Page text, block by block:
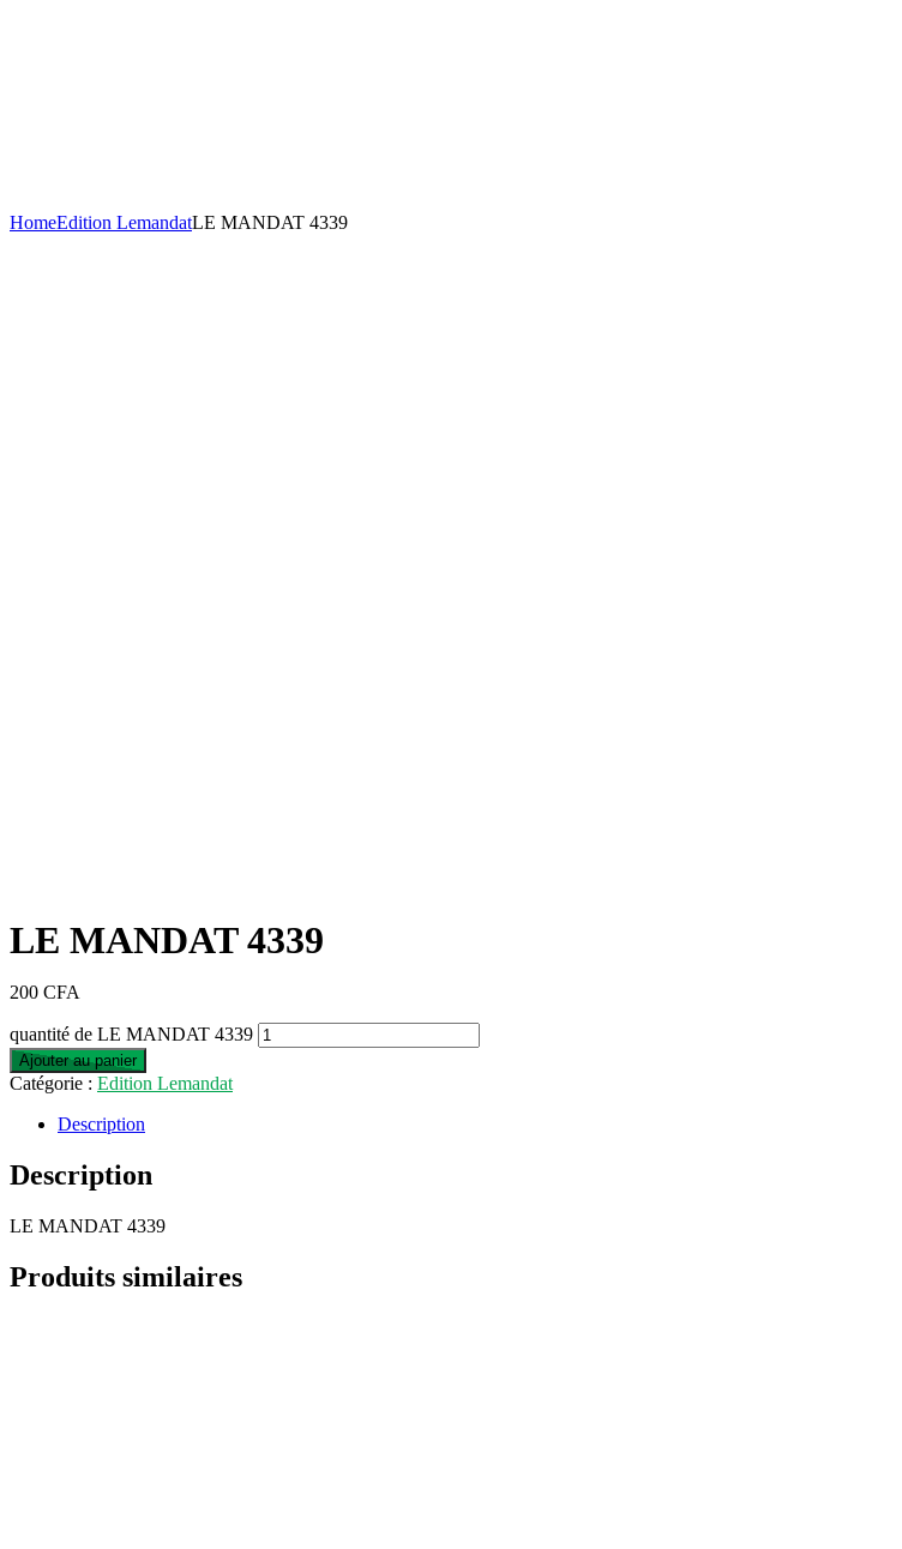
HomeEdition LemandatLE MANDAT 4339
LE MANDAT 4339
200 CFA
quantité de LE MANDAT 4339
Ajouter au panier
Catégorie : Edition Lemandat
Description
Description
LE MANDAT 4339
Produits similaires